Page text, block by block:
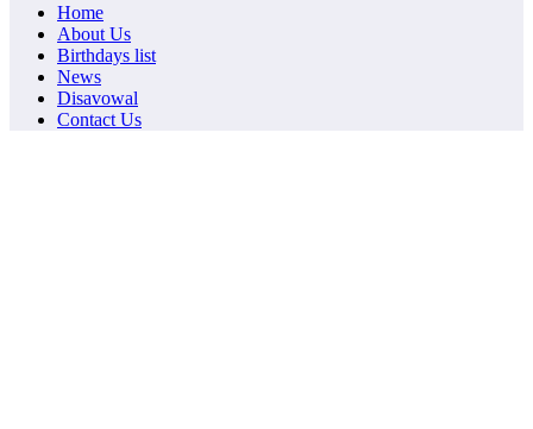
Home
About Us
Birthdays list
News
Disavowal
Contact Us